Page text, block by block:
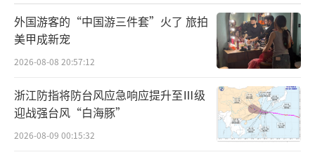
外国游客的“中国游三件套”火了 旅拍
美甲成新宠
2026-08-08 20:57:12
浙江防指将防台风应急响应提升至Ⅲ级
迎战强台风“白海豚”
2026-08-09 00:15:32